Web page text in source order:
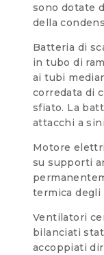
sono dotate
della
Batteria di
in tubo di
ai tubi
corredata di
sfiato. La
attacchi a
Motore
su supporti
termica degli
Ventilatori
bilanciati
accoppiati